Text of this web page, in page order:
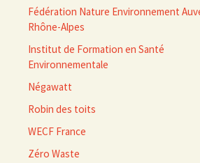
Fédération Nature Environnement
Rhône-Alpes
Institut de Formation en Santé
Environnementale
Négawatt
Robin des toits
WECF France
Zéro Waste